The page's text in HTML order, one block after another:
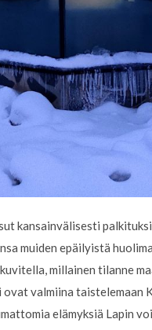
kansainvälisesti
muiden epäilyistä
millainen tilanne
valmiina taistelemaan
elämyksiä Lapin